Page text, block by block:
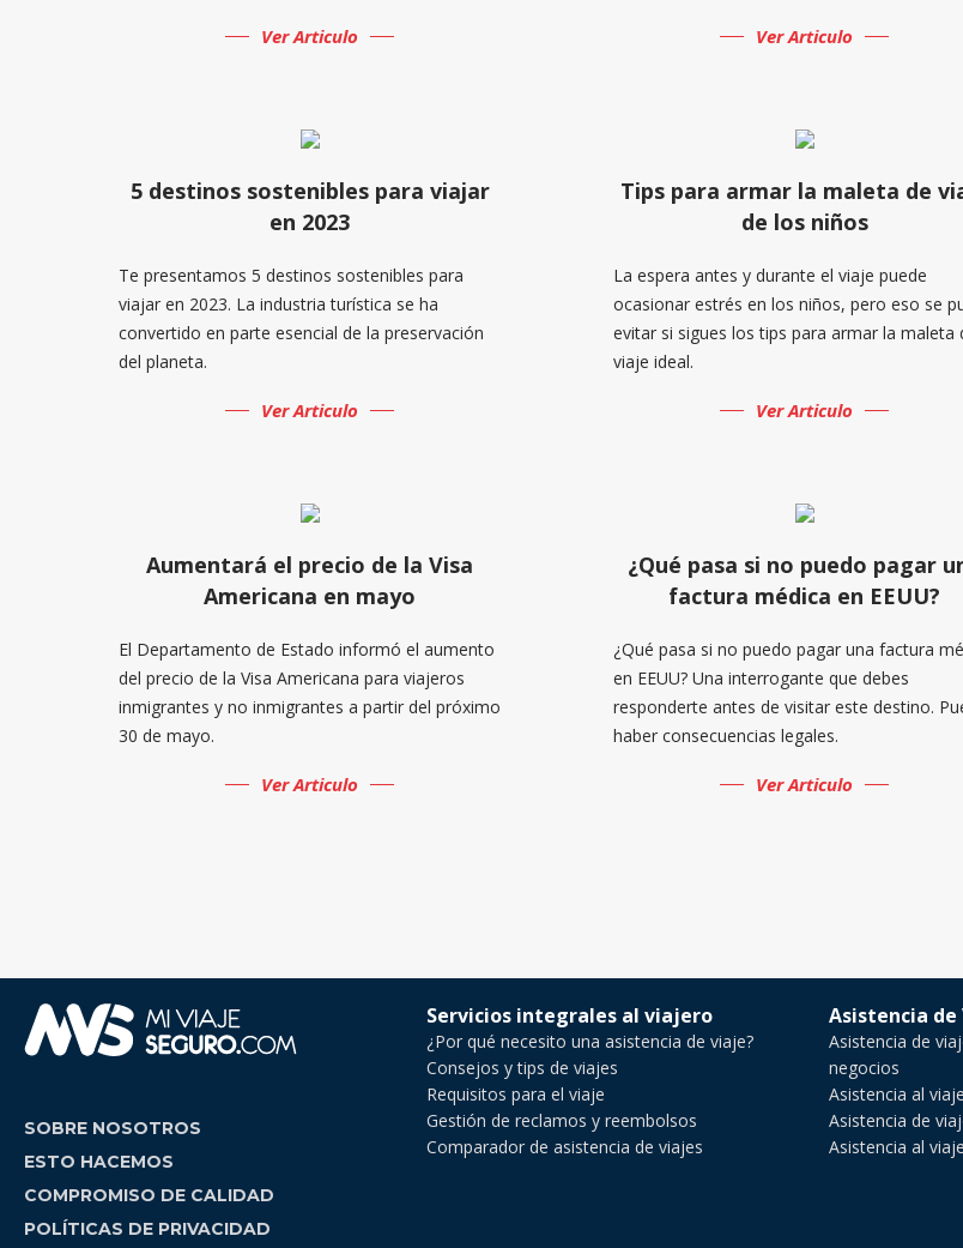
Ver Articulo Ver Articulo
5 destinos sostenibles para viajar
en 2023
Te presentamos 5 destinos sostenibles para
viajar en 2023. La industria turística se ha
convertido en parte esencial de la preservación
del planeta.
Ver Articulo
Tips para armar la maleta de
de los niños
La espera antes y durante el viaje puede
ocasionar estrés en los niños, pero eso se
evitar si sigues los tips para armar la maleta
viaje ideal.
Ver Articulo
Aumentará el precio de la Visa
Americana en mayo
El Departamento de Estado informó el aumento
del precio de la Visa Americana para viajeros
inmigrantes y no inmigrantes a partir del próximo
30 de mayo.
Ver Articulo
¿Qué pasa si no puedo pagar
factura médica en EEUU?
¿Qué pasa si no puedo pagar una factura
en EEUU? Una interrogante que debes
responderte antes de visitar este destino.
haber consecuencias legales.
Ver Articulo
SOBRE NOSOTROS
ESTO HACEMOS
COMPROMISO DE CALIDAD
POLÍTICAS DE PRIVACIDAD
Servicios integrales al viajero
¿Por qué necesito una asistencia de viaje?
Consejos y tips de viajes
Requisitos para el viaje
Gestión de reclamos y reembolsos
Comparador de asistencia de viajes
Asistencia de
Asistencia de
negocios
Asistencia al
Asistencia de
Asistencia al